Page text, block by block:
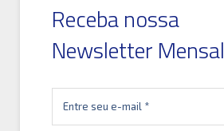
Receba nossa
Newsletter Mensal